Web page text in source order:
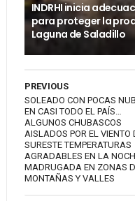
INDRHI inicia
para proteger la
Laguna de Saladillo
PREVIOUS
SOLEADO CON POCAS
EN CASI TODO EL PAÍS…
ALGUNOS CHUBASCOS
AISLADOS POR EL VIENTO
SURESTE TEMPERATURAS
AGRADABLES EN LA
MADRUGADA EN ZONAS
MONTAÑAS Y VALLES